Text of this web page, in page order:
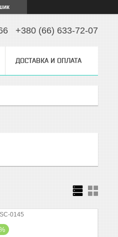
+380 (66) 633-72-07
ДОСТАВКА И ОПЛАТА
0145